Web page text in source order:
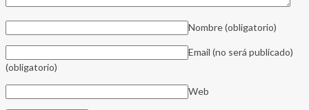
Nombre(obligatorio)
Email (no será publicado)
(obligatorio)
Web